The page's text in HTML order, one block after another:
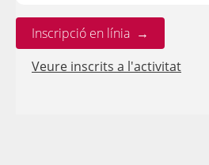
Inscripció en línia →
Veure inscrits a l'activitat